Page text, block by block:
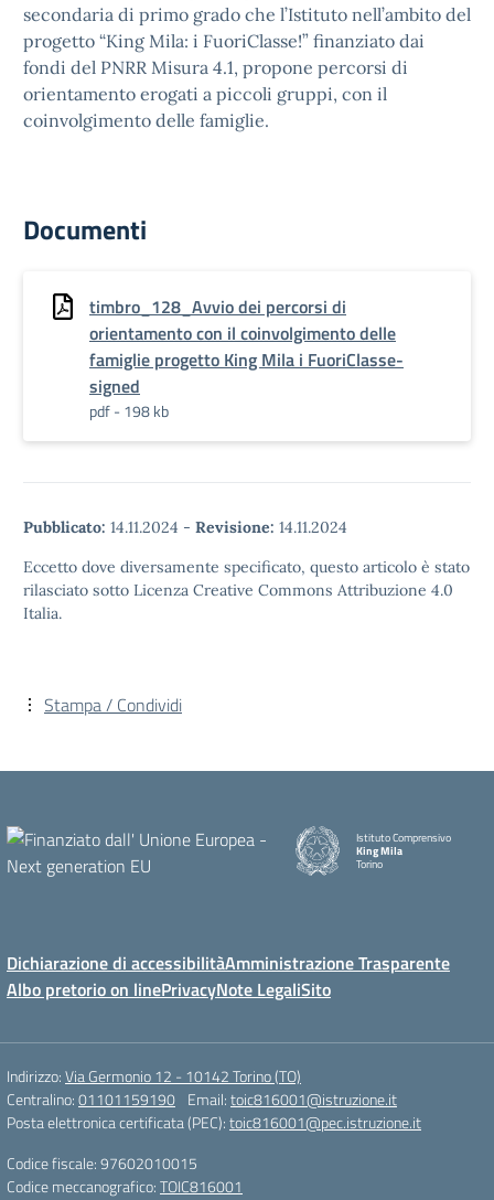
secondaria di primo grado che l’Istituto nell’ambito del
progetto “King Mila: i FuoriClasse!” finanziato dai
fondi del PNRR Misura 4.1, propone percorsi di
orientamento erogati a piccoli gruppi, con il
coinvolgimento delle famiglie.
Documenti
timbro_128_Avvio dei percorsi di
orientamento con il coinvolgimento delle
famiglie progetto King Mila i FuoriClasse-
signed
pdf - 198 kb
Pubblicato: 14.11.2024 - Revisione: 14.11.2024
Eccetto dove diversamente specificato, questo articolo è stato
rilasciato sotto Licenza Creative Commons Attribuzione 4.0
Italia.
Stampa / Condividi
Istituto Comprensivo
King Mila
Torino
Dichiarazione di accessibilitàAmministrazione Trasparente
Albo pretorio on linePrivacyNote LegaliSito
Indirizzo:Via Germonio 12 - 10142 Torino (TO)
Centralino:01101159190 Email:toic816001@istruzione.it
Posta elettronica certificata (PEC):toic816001@pec.istruzione.it
Codice fiscale: 97602010015
Codice meccanografico:TOIC816001